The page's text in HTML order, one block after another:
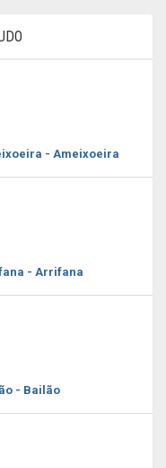
- Ameixoeira
- Arrifana
- Bailão